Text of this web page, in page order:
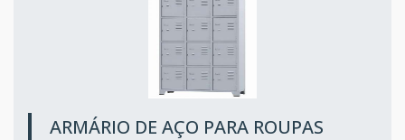
ARMÁRIO DE AÇO PARA ROUPAS